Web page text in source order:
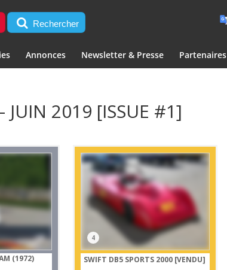
Rechercher
Annonces Newsletter & Presse Partenaires
JUIN 2019 [ISSUE #1]
(1972)
4
SWIFT DB5 SPORTS 2000 [VENDU]